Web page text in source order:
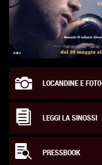
LOCANDINE E FOTO
LEGGI LA SINOSSI
PRESSBOOK